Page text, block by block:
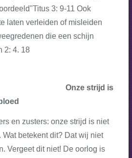
3: 9-11 Ook
laten verleiden of misleiden
die een schijn
2: 4. 18
strijd is
en zusters: onze strijd is niet
betekent dit? Dat wij niet
Vergeet dit niet! De oorlog is